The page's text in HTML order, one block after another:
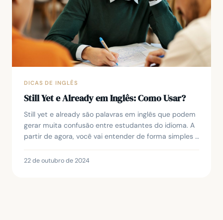
DICAS DE INGLÊS
Still Yet e Already em Inglês: Como Usar?
Still yet e already são palavras em inglês que podem
gerar muita confusão entre estudantes do idioma. A
partir de agora, você vai entender de forma simples e
22 de outubro de 2024